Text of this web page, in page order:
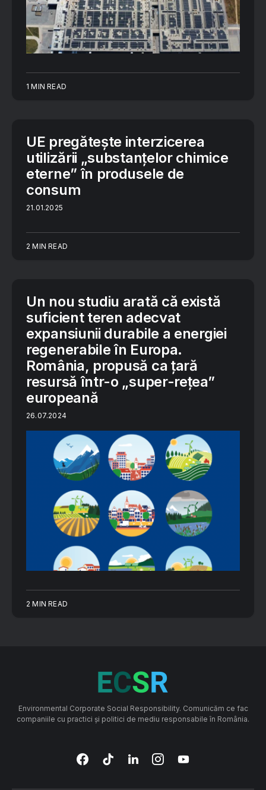
1 MIN READ
UE pregătește interzicerea
utilizării „substanțelor chimice
eterneˮ în produsele de
consum
21.01.2025
2 MIN READ
Un nou studiu arată că există
suficient teren adecvat
expansiunii durabile a energiei
regenerabile în Europa.
România, propusă ca țară
resursă într-o „super-rețea”
europeană
26.07.2024
2 MIN READ
Environmental Corporate Social Responsibility. Comunicăm ce fac
companiile cu practici și politici de mediu responsabile în România.